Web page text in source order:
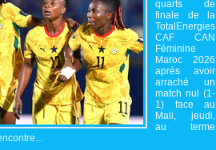
quarts de
finale de la
TotalEnergies
CAF CAN
Féminine
Maroc 2026
après avoir
arraché un
match nul (1-
1) face au
Mali, jeudi,
au terme